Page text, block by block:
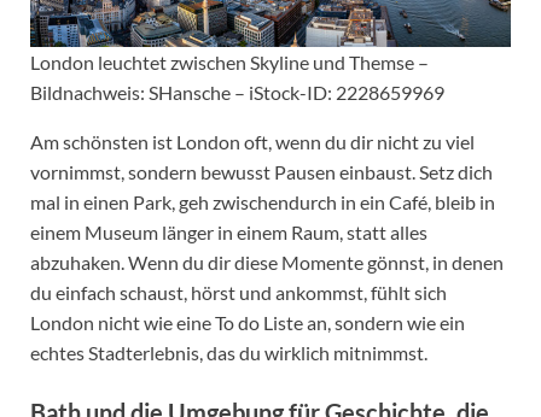
London leuchtet zwischen Skyline und Themse –
Bildnachweis: SHansche – iStock-ID: 2228659969
Am schönsten ist London oft, wenn du dir nicht zu viel
vornimmst, sondern bewusst Pausen einbaust. Setz dich
mal in einen Park, geh zwischendurch in ein Café, bleib in
einem Museum länger in einem Raum, statt alles
abzuhaken. Wenn du dir diese Momente gönnst, in denen
du einfach schaust, hörst und ankommst, fühlt sich
London nicht wie eine To do Liste an, sondern wie ein
echtes Stadterlebnis, das du wirklich mitnimmst.